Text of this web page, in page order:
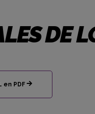
DE
en PDF